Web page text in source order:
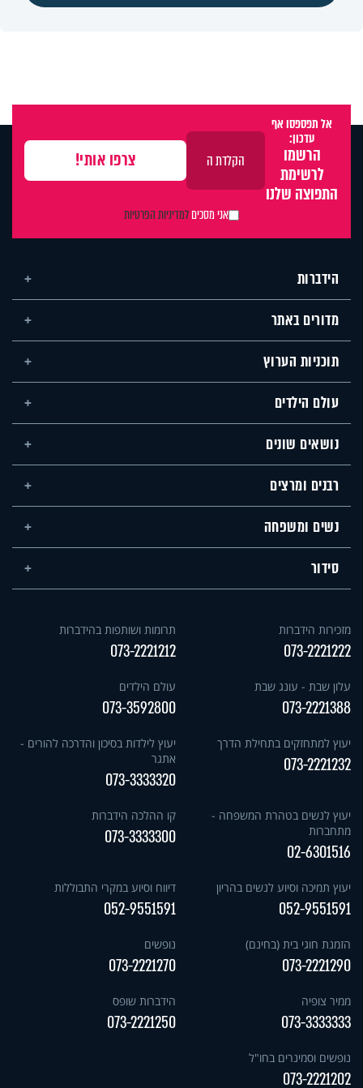
אל תפספסו אף
עדכון:
הרשמו
לרשימת
התפוצה שלנו
אני מסכיםלמדיניות הפרטיות
הידברות
מדורים באתר
תוכניות הערוץ
עולם הילדים
נושאים שונים
רבנים ומרצים
נשים ומשפחה
סידור
מזכירות הידברות
073-2221222
תרומות ושותפות בהידברות
073-2221212
עלון שבת - עונג שבת
073-2221388
עולם הילדים
073-3592800
יעוץ למתחזקים בתחילת הדרך
073-2221232
יעוץ לילדות בסיכון והדרכה להורים -
אתגר
073-3333320
יעוץ לנשים בטהרת המשפחה -
מתחברות
02-6301516
קו ההלכה הידברות
073-3333300
יעוץ תמיכה וסיוע לנשים בהריון
052-9551591
דיווח וסיוע במקרי התבוללות
052-9551591
הזמנת חוגי בית (בחינם)
073-2221290
נופשים
073-2221270
ממיר צופיה
073-3333333
הידברות שופס
073-2221250
נופשים וסמינרים בחו"ל
073-2221202